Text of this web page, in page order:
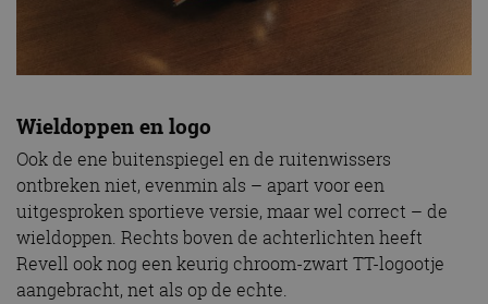
Wieldoppen en logo
Ook de ene buitenspiegel en de ruitenwissers
ontbreken niet, evenmin als – apart voor een
uitgesproken sportieve versie, maar wel correct – de
wieldoppen. Rechts boven de achterlichten heeft
Revell ook nog een keurig chroom-zwart TT-logootje
aangebracht, net als op de echte.